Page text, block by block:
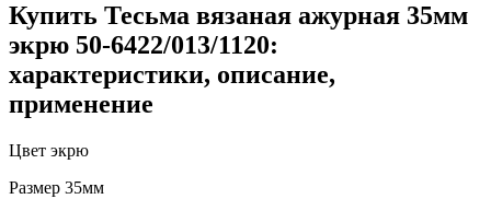
Купить Тесьма вязаная ажурная 35мм
экрю 50-6422/013/1120:
характеристики, описание,
применение
Цвет экрю
Размер 35мм